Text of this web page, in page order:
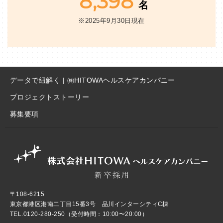
名
※2025年9月30日現在
データで紐解く | ㈱HITOWAヘルスケアカンパニー
プロジェクトストーリー
募集要項
〒108-6215
東京都港区港南二丁目15番3号 品川インターシティC棟
TEL. 0120-280-250 （受付時間：10:00〜20:00）